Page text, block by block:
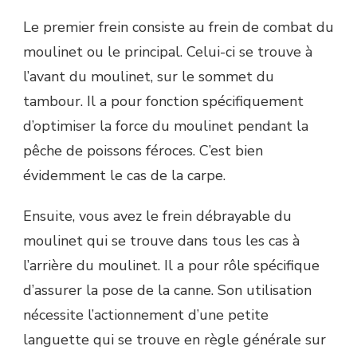
Le premier frein consiste au frein de combat du
moulinet ou le principal. Celui-ci se trouve à
l’avant du moulinet, sur le sommet du
tambour. Il a pour fonction spécifiquement
d’optimiser la force du moulinet pendant la
pêche de poissons féroces. C’est bien
évidemment le cas de la carpe.
Ensuite, vous avez le frein débrayable du
moulinet qui se trouve dans tous les cas à
l’arrière du moulinet. Il a pour rôle spécifique
d’assurer la pose de la canne. Son utilisation
nécessite l’actionnement d’une petite
languette qui se trouve en règle générale sur